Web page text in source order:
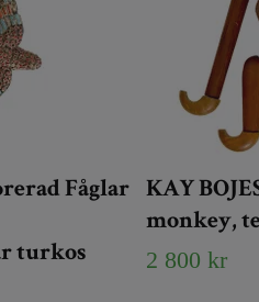
Fåglar
turkos
KAY
monkey,
2 800 kr